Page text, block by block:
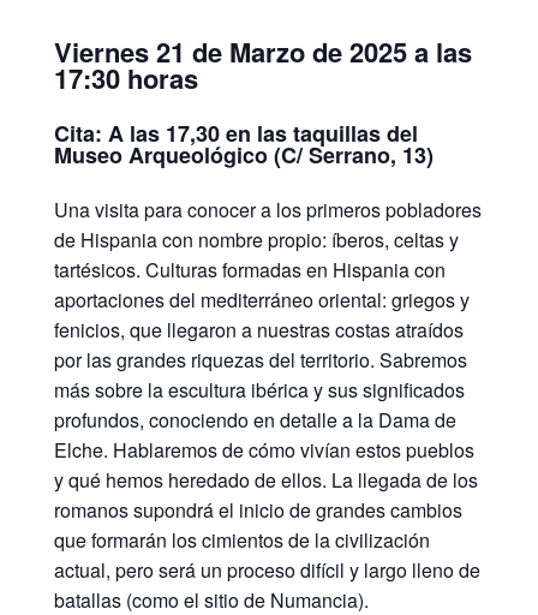
Viernes 21 de Marzo de 2025 a las
17:30 horas
Cita: A las 17,30 en las taquillas del
Museo Arqueológico (C/ Serrano, 13)
Una visita para conocer a los primeros pobladores
de Hispania con nombre propio: íberos, celtas y
tartésicos. Culturas formadas en Hispania con
aportaciones del mediterráneo oriental: griegos y
fenicios, que llegaron a nuestras costas atraídos
por las grandes riquezas del territorio. Sabremos
más sobre la escultura ibérica y sus significados
profundos, conociendo en detalle a la Dama de
Elche. Hablaremos de cómo vivían estos pueblos
y qué hemos heredado de ellos. La llegada de los
romanos supondrá el inicio de grandes cambios
que formarán los cimientos de la civilización
actual, pero será un proceso difícil y largo lleno de
batallas (como el sitio de Numancia).